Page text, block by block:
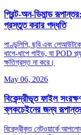
প্রিন্ট‑অন‑ডিমান্ড
প্রস্তুত করার পদ্ধতি
পাণ্ডুলিপি, ছবি এবং
ধাপে‑ধাপে গাইড, যা POD
ক্ষতিগ্রস্ত না করে।
May 06, 2026
বিকেন্দ্রীভূত ফাইল
ব্লকচেইনের জন্য
বিকেন্দ্রীকৃত নেটওয়ার্কে